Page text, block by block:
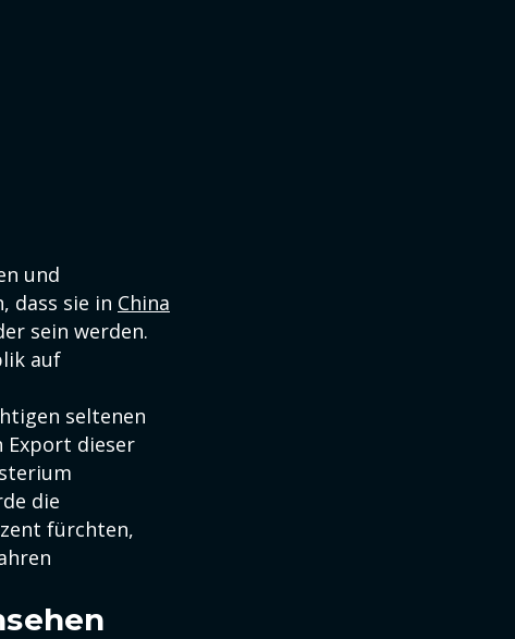
und
dass sie in China
sein werden.
auf
seltenen
Export dieser
die
fürchten,